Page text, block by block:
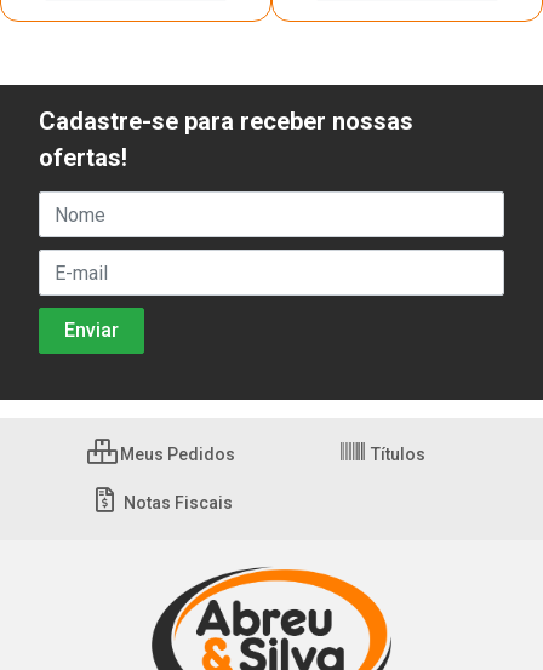
Cadastre-se para receber nossas
ofertas!
Meus Pedidos Títulos
Notas Fiscais